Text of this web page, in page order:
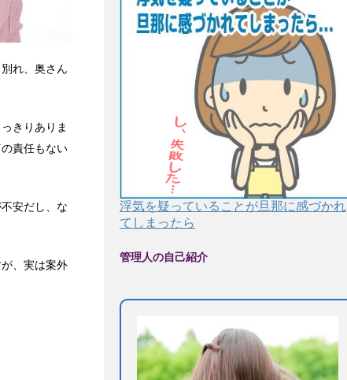
れ、奥さん
きりありま
責任もない
安だし、な
、実は案外
浮気を疑っていることが旦那に感づかれ
てしまったら
管理人の自己紹介